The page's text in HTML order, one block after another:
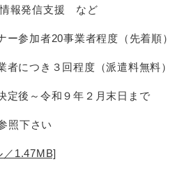
報発信支援 など
ー参加者20事業者程度（先着順）
者につき３回程度（派遣料無料）
定後～令和９年２月末日まで
照下さい
1.47MB]